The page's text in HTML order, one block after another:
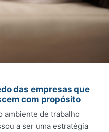
das empresas que
com propósito
ambiente de trabalho
a ser uma estratégia